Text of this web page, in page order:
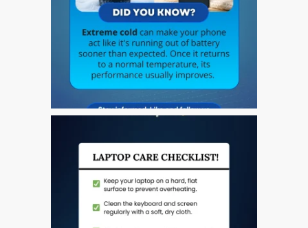
Irriducibili fan di Apple per
sempre!
Manifesto pubblicitario –
Riparazioni Apple Mac qui
a Dundee
Perché Fiducia Mac Repair
Riparazione Apple iPod a
Dundee
Riparazione Apple Mac
Pro a Dundee – Mac Pro
Server – Aggiornamenti